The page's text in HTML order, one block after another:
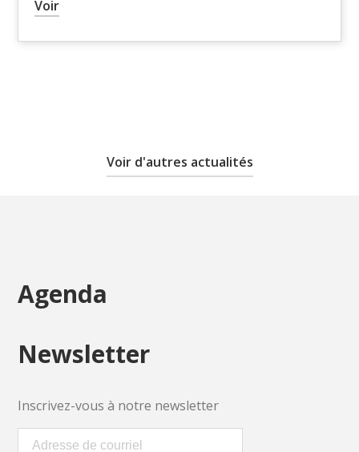
Voir
Voir d'autres actualités
Agenda
Newsletter
Inscrivez-vous à notre newsletter